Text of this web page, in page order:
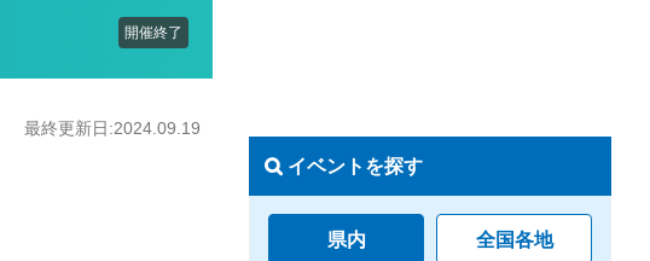
開催終了
最終更新日:2024.09.19
イベントを探す
県内 全国各地